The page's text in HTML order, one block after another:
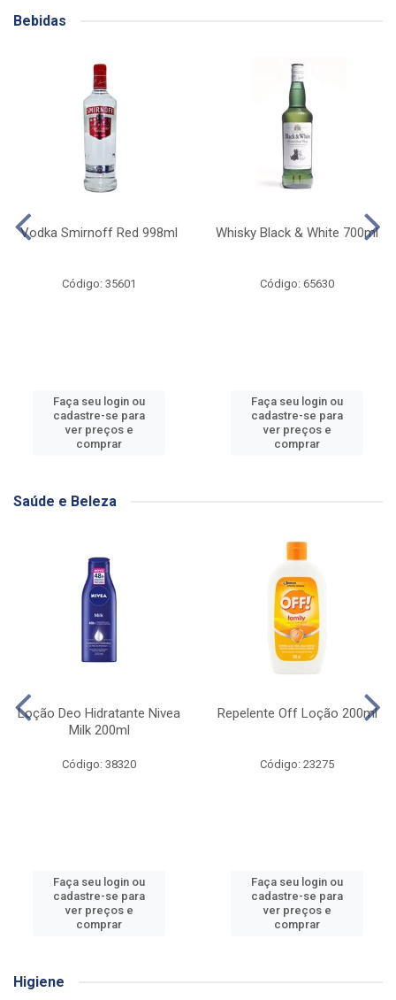
Bebidas
Vodka Smirnoff Red 998ml
Código: 35601
Faça seu login ou
cadastre-se para
ver preços e
comprar
Whisky Black & White 700ml
Código: 65630
Faça seu login ou
cadastre-se para
ver preços e
comprar
Saúde e Beleza
Loção Deo Hidratante Nivea
Milk 200ml
Código: 38320
Faça seu login ou
cadastre-se para
ver preços e
comprar
Repelente Off Loção 200ml
Código: 23275
Faça seu login ou
cadastre-se para
ver preços e
comprar
Higiene